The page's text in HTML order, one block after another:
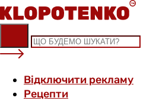
Skip
to
content
Відключити рекламу
Рецепти